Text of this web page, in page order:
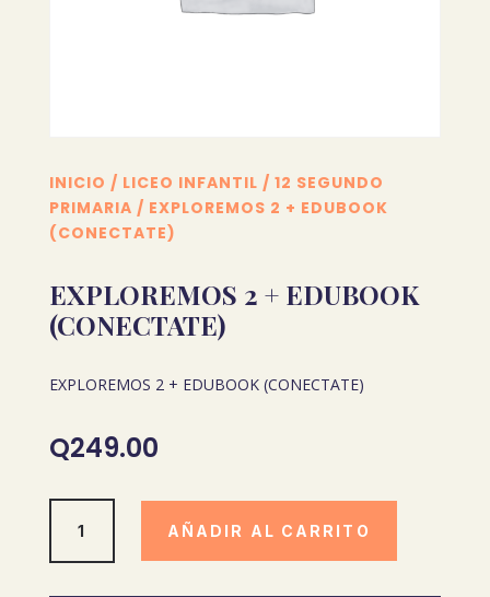
INICIO / LICEO INFANTIL / 12 SEGUNDO
PRIMARIA / EXPLOREMOS 2 + EDUBOOK
(CONECTATE)
EXPLOREMOS 2 + EDUBOOK
(CONECTATE)
EXPLOREMOS 2 + EDUBOOK (CONECTATE)
Q249.00
+
AÑADIR AL CARRITO